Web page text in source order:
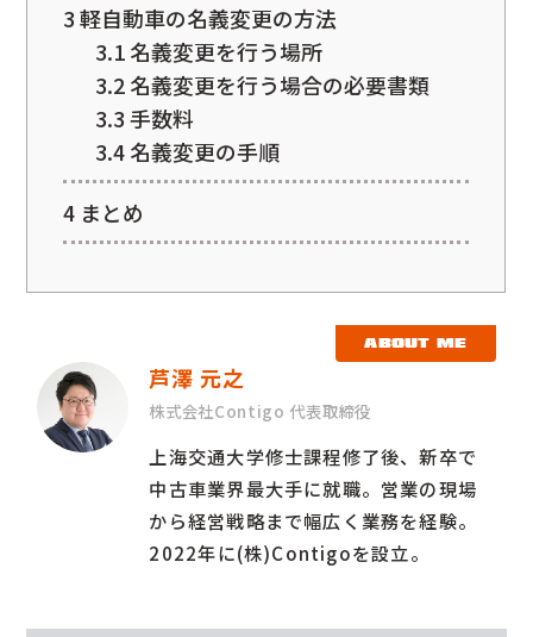
3軽自動車の名義変更の方法
3.1名義変更を行う場所
3.2名義変更を行う場合の必要書類
3.3手数料
3.4名義変更の手順
4 まとめ
ABOUT ME
芦澤 元之
株式会社Contigo 代表取締役
上海交通大学修士課程修了後、新卒で
中古車業界最大手に就職。営業の現場
から経営戦略まで幅広く業務を経験。
2022年に(株)Contigoを設立。